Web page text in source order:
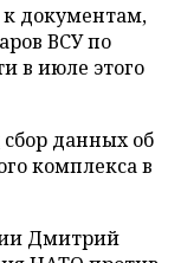
к документам,
ВСУ по
в июле этого
сбор данных об
комплекса в
Дмитрий